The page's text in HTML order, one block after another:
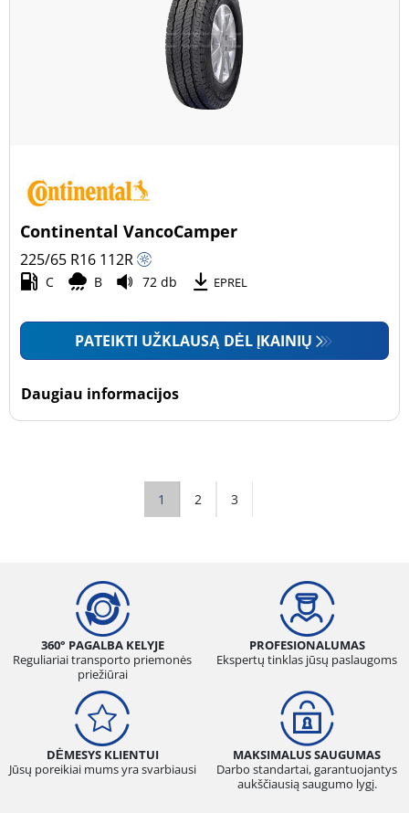
Continental VancoCamper
225/65 R16 112R
C B 72 db EPREL
PATEIKTI UŽKLAUSĄ DĖL ĮKAINIŲ
Daugiau informacijos
1 2 3
360° PAGALBA KELYJE
Reguliariai transporto priemonės
priežiūrai
PROFESIONALUMAS
Ekspertų tinklas jūsų paslaugoms
DĖMESYS KLIENTUI
Jūsų poreikiai mums yra svarbiausi
MAKSIMALUS SAUGUMAS
Darbo standartai, garantuojantys
aukščiausią saugumo lygį.